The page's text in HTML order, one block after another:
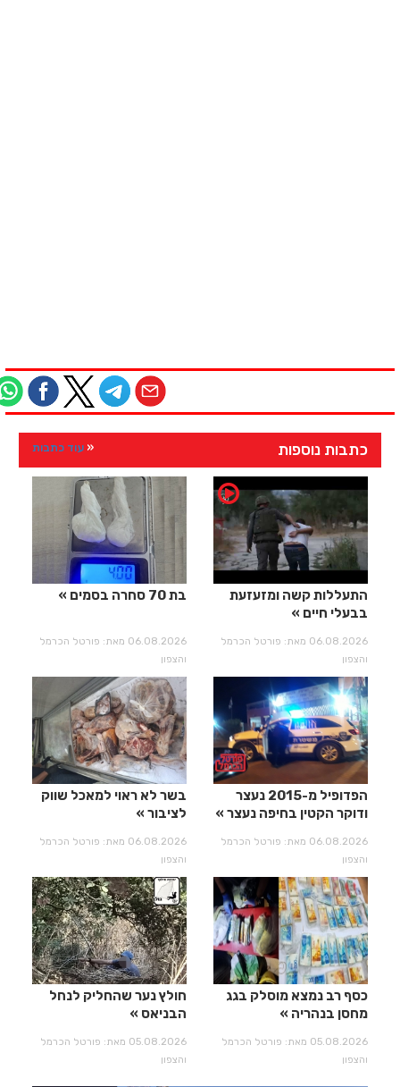
כתבות נוספות עוד כתבות
התעללות קשה ומזעזעת
בבעלי חיים
06.08.2026 מאת: פורטל הכרמל
והצפון
בת 70 סחרה בסמים
06.08.2026 מאת: פורטל הכרמל
והצפון
הפדופיל מ-2015 נעצר
ודוקר הקטין בחיפה נעצר
06.08.2026 מאת: פורטל הכרמל
והצפון
בשר לא ראוי למאכל שווק
לציבור
06.08.2026 מאת: פורטל הכרמל
והצפון
כסף רב נמצא מוסלק בגג
מחסן בנהריה
05.08.2026 מאת: פורטל הכרמל
והצפון
חולץ נער שהחליק לנחל
הבניאס
05.08.2026 מאת: פורטל הכרמל
והצפון